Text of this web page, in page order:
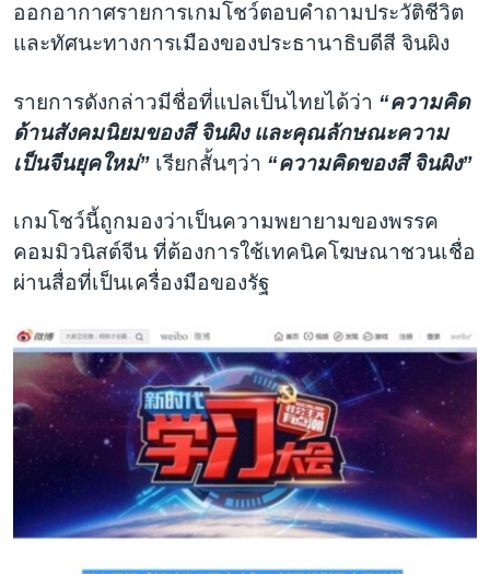
ออกอากาศรายการเกมโชว์ตอบคำถามประวัติชีวิต
และทัศนะทางการเมืองของประธานาธิบดีสี จินผิง
รายการดังกล่าวมีชื่อที่แปลเป็นไทยได้ว่า “ความคิด
ด้านสังคมนิยมของสี จินผิง และคุณลักษณะความ
เป็นจีนยุคใหม่” เรียกสั้นๆว่า “ความคิดของสี จินผิง”
เกมโชว์นี้ถูกมองว่าเป็นความพยายามของพรรค
คอมมิวนิสต์จีน ที่ต้องการใช้เทคนิคโฆษณาชวนเชื่อ
ผ่านสื่อที่เป็นเครื่องมือของรัฐ